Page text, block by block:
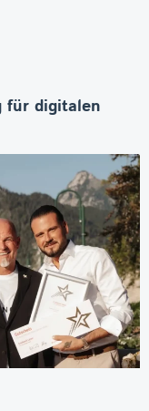
für digitalen